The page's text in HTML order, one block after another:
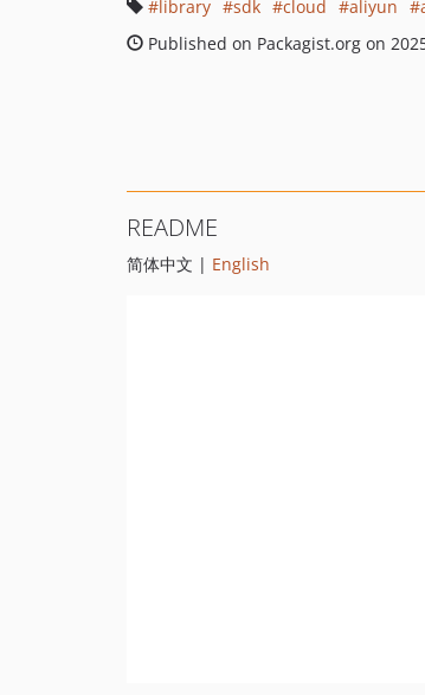
library
sdk cloud aliyun
Published on Packagist.org on
README
简体中文 | English